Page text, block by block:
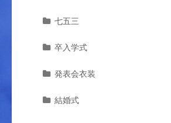
七五三
卒入学式
発表会衣装
結婚式